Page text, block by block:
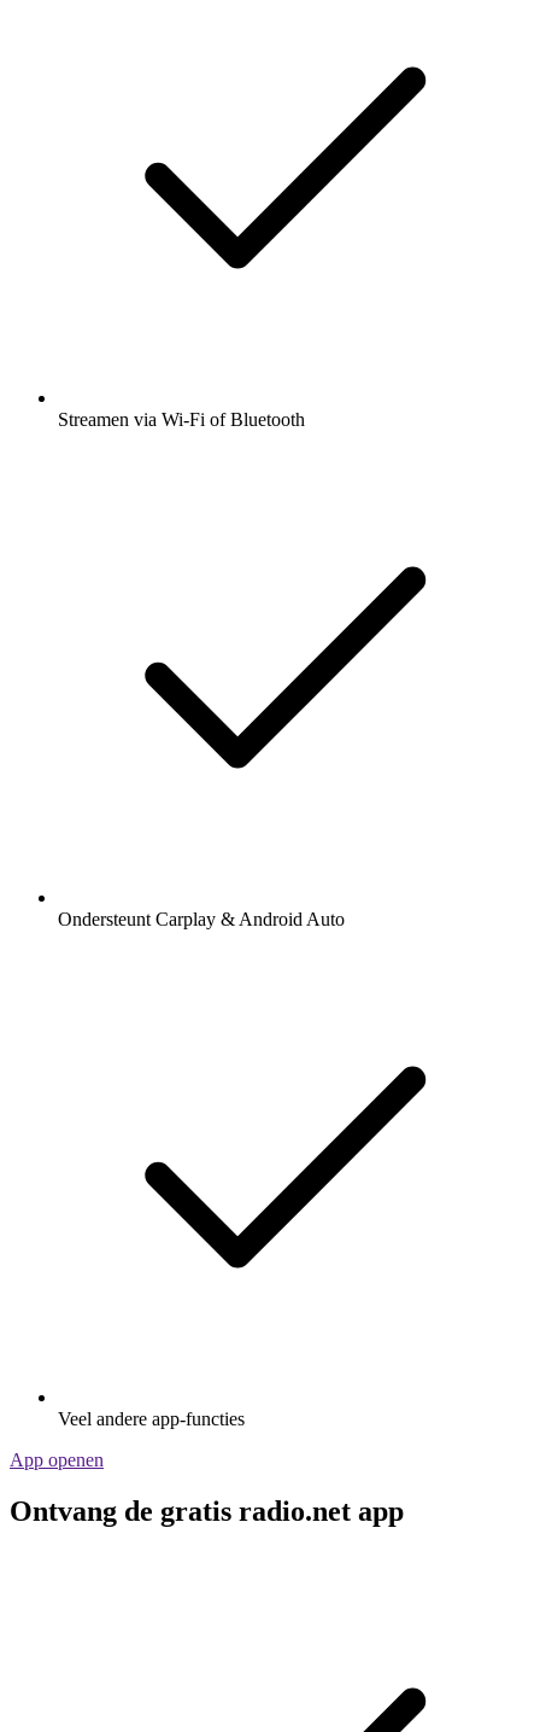
Streamen via Wi-Fi of Bluetooth
Ondersteunt Carplay & Android Auto
Veel andere app-functies
App openen
Ontvang de gratis radio.net app